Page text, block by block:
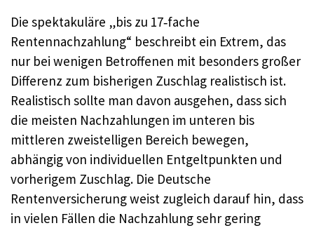
Die spektakuläre „bis zu 17‑fache
Rentennachzahlung“ beschreibt ein Extrem, das
nur bei wenigen Betroffenen mit besonders großer
Differenz zum bisherigen Zuschlag realistisch ist.
Realistisch sollte man davon ausgehen, dass sich
die meisten Nachzahlungen im unteren bis
mittleren zweistelligen Bereich bewegen,
abhängig von individuellen Entgeltpunkten und
vorherigem Zuschlag. Die Deutsche
Rentenversicherung weist zugleich darauf hin, dass
in vielen Fällen die Nachzahlung sehr gering